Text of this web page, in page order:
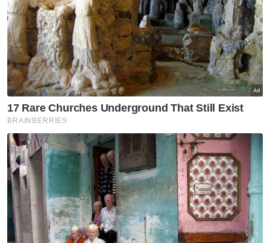
Dasar yang baik perlu ambil
kira realiti kehidupan rakyat -
Amirudin
Nasional
Ahmad Zahid ajak rakyat
doakan kesembuhan untuk
Anwar